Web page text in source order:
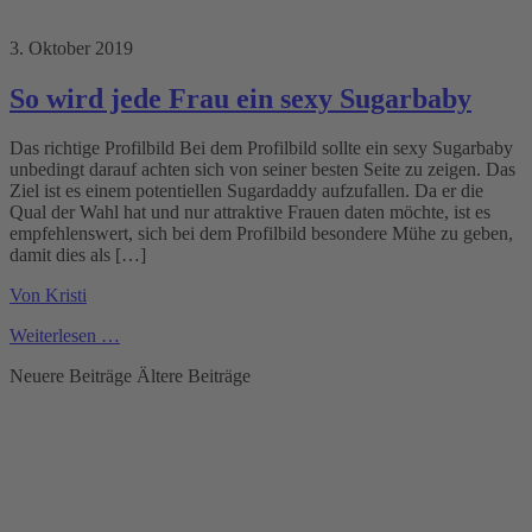
3. Oktober 2019
So wird jede Frau ein sexy Sugarbaby
Das richtige Profilbild Bei dem Profilbild sollte ein sexy Sugarbaby
unbedingt darauf achten sich von seiner besten Seite zu zeigen. Das
Ziel ist es einem potentiellen Sugardaddy aufzufallen. Da er die
Qual der Wahl hat und nur attraktive Frauen daten möchte, ist es
empfehlenswert, sich bei dem Profilbild besondere Mühe zu geben,
damit dies als […]
Von Kristi
Weiterlesen …
Neuere Beiträge Ältere Beiträge